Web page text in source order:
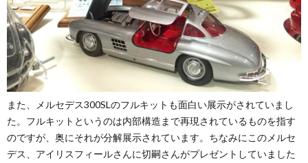
また、メルセデス300SLのフルキットも面白い展示がされていまし
た。フルキットというのは内部構造まで再現されているものを指す
のですが、奥にそれが分解展示されています。ちなみにこのメルセ
デス、アイリスフィールさんに切嗣さんがプレゼントしていました